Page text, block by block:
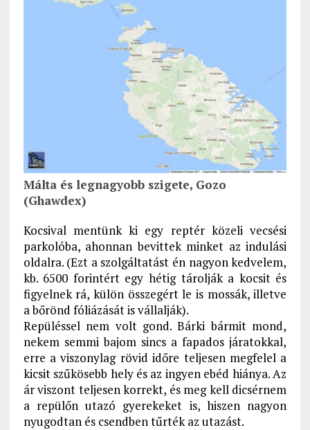
Málta és legnagyobb szigete, Gozo
(Ghawdex)
Kocsival mentünk ki egy reptér közeli vecsési
parkolóba, ahonnan bevittek minket az indulási
oldalra. (Ezt a szolgáltatást én nagyon kedvelem,
kb. 6500 forintért egy hétig tárolják a kocsit és
figyelnek rá, külön összegért le is mossák, illetve
a bőrönd fóliázását is vállalják).
Repüléssel nem volt gond. Bárki bármit mond,
nekem semmi bajom sincs a fapados járatokkal,
erre a viszonylag rövid időre teljesen megfelel a
kicsit szűkösebb hely és az ingyen ebéd hiánya. Az
ár viszont teljesen korrekt, és meg kell dicsérnem
a repülőn utazó gyerekeket is, hiszen nagyon
nyugodtan és csendben tűrték az utazást.